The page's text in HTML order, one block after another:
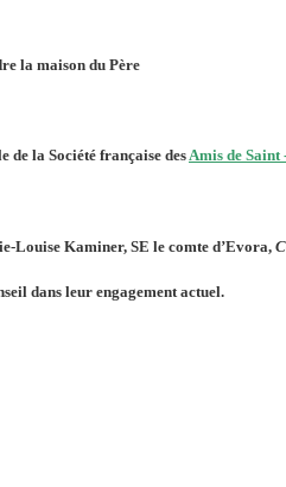
la maison du Père
de la Société française desAmis de Saint
Louise Kaminer, SE le comte d’Evora,
dans leur engagement actuel.